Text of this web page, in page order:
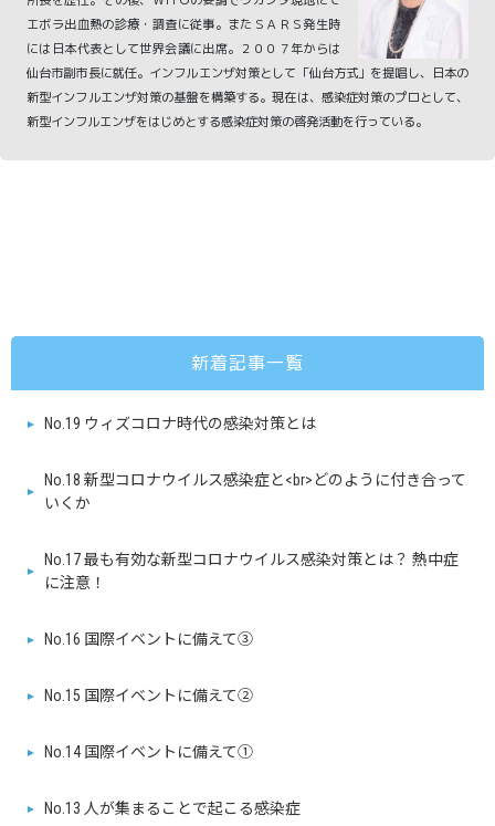
新着記事一覧
No.19 ウィズコロナ時代の感染対策とは
No.18 新型コロナウイルス感染症と<br>どのように付き合って
いくか
No.17 最も有効な新型コロナウイルス感染対策とは？ 熱中症
に注意！
No.16 国際イベントに備えて③
No.15 国際イベントに備えて②
No.14 国際イベントに備えて①
No.13 人が集まることで起こる感染症
エボラ出血熱の診療・調査に従事。またＳＡＲＳ発生時
には日本代表として世界会議に出席。２００７年からは
仙台市副市長に就任。インフルエンザ対策として「仙台方式」を提唱し、日本の
新型インフルエンザ対策の基盤を構築する。現在は、感染症対策のプロとして、
新型インフルエンザをはじめとする感染症対策の啓発活動を行っている。